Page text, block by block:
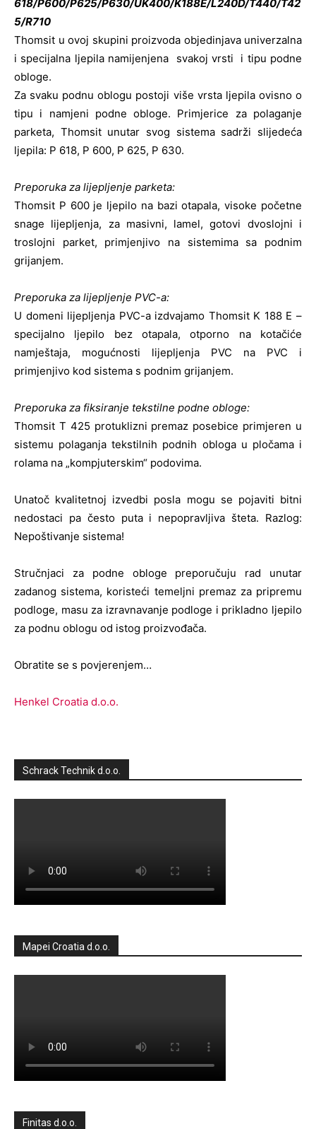
618/P600/P625/P630/UK400/K188E/L240D/T440/T42
5/R710
Thomsit u ovoj skupini proizvoda objedinjava univerzalna
i specijalna ljepila namijenjena svakoj vrsti i tipu podne
obloge.
Za svaku podnu oblogu postoji više vrsta ljepila ovisno o
tipu i namjeni podne obloge. Primjerice za polaganje
parketa, Thomsit unutar svog sistema sadrži slijedeća
ljepila: P 618, P 600, P 625, P 630.
Preporuka za lijepljenje parketa:
Thomsit P 600 je ljepilo na bazi otapala, visoke početne
snage lijepljenja, za masivni, lamel, gotovi dvoslojni i
troslojni parket, primjenjivo na sistemima sa podnim
grijanjem.
Preporuka za lijepljenje PVC-a:
U domeni lijepljenja PVC-a izdvajamo Thomsit K 188 E –
specijalno ljepilo bez otapala, otporno na kotačiće
namještaja, mogućnosti lijepljenja PVC na PVC i
primjenjivo kod sistema s podnim grijanjem.
Preporuka za fiksiranje tekstilne podne obloge:
Thomsit T 425 protuklizni premaz posebice primjeren u
sistemu polaganja tekstilnih podnih obloga u pločama i
rolama na „kompjuterskim“ podovima.
Unatoč kvalitetnoj izvedbi posla mogu se pojaviti bitni
nedostaci pa često puta i nepopravljiva šteta. Razlog:
Nepoštivanje sistema!
Stručnjaci za podne obloge preporučuju rad unutar
zadanog sistema, koristeći temeljni premaz za pripremu
podloge, masu za izravnavanje podloge i prikladno ljepilo
za podnu oblogu od istog proizvođača.
Obratite se s povjerenjem…
Henkel Croatia d.o.o.
Schrack Technik d.o.o.
Mapei Croatia d.o.o.
Finitas d.o.o.